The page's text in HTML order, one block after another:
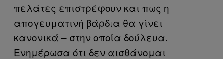
πελάτες επιστρέφουν και πως η
απογευματινή βάρδια θα γίνει
κανονικά – στην οποία δούλευα.
Ενημέρωσα ότι δεν αισθάνομαι